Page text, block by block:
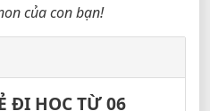
của con bạn!
ĐI HỌC TỪ 06